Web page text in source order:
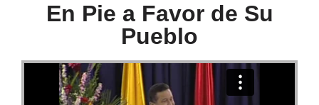
En Pie a Favor de Su
Pueblo